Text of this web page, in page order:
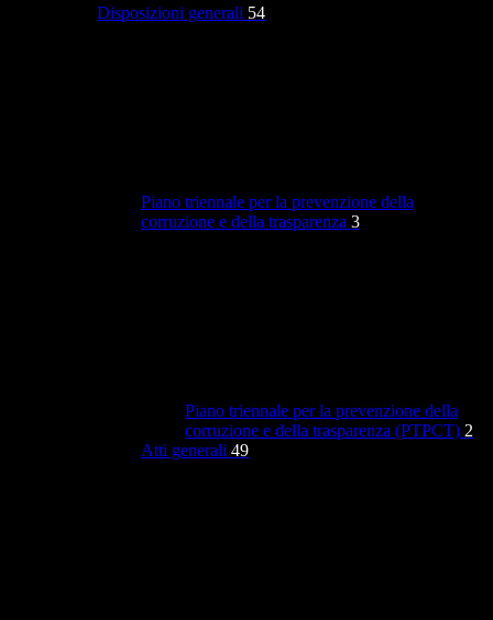
Disposizioni generali 54
Piano triennale per la prevenzione della
corruzione e della trasparenza 3
Piano triennale per la prevenzione della
corruzione e della trasparenza (PTPCT) 2
Atti generali 49